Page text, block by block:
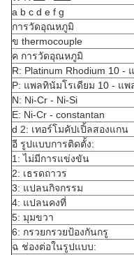
a b c d e f g
การวัดอุณหภูมิ
ข thermocouple
ค การวัดอุณหภูมิ
R: Platinum Rhodium 10 -
P: แพลทินัมโรเดียม 10 - แ
N: Ni-Cr - Ni-Si
E: Ni-Cr - constantan
d 2: เทอร์โมคัปเปิ้ลสองแกน
อี รูปแบบการติดตั้ง:
1: ไม่มีการแข่งขัน
2: เธรดถาวร
3: แปลนกิจกรรม
4: แปลนคงที่
5: มุมขวา
6: กรวยกรวยป้องกันกรู
ฉ ช่องต่อในรูปแบบ: